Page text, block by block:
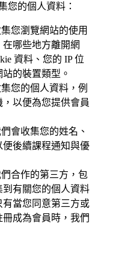
您的個人資料：
您瀏覽網站的使用
哪些地方離開網
資料、您的 IP 位
的裝置類型。
您的個人資料，例
以便為您提供會員
會收集您的姓名、
後續課程通知與優
合作的第三方，包
有關您的個人資料
有當您同意第三方或
成為會員時，我們